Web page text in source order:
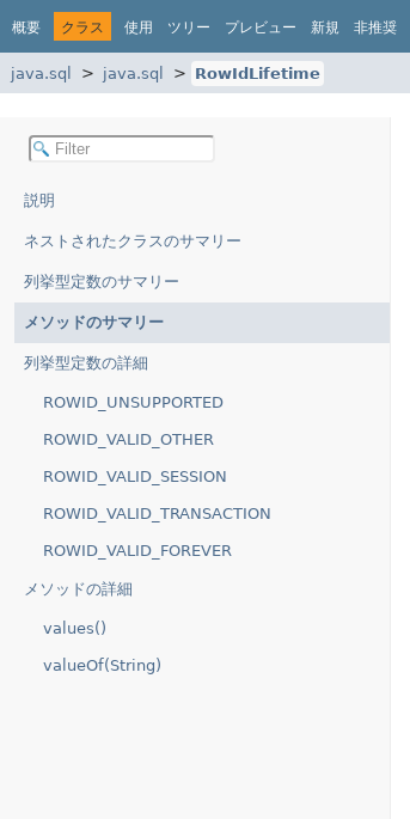
概要 クラス 使用 ツリー プレビュー 新規 非推奨
java.sql java.sql
RowIdLifetime
説明
ネストされたクラスのサマリー
列挙型定数のサマリー
メソッドのサマリー
列挙型定数の詳細
ROWID_UNSUPPORTED
ROWID_VALID_OTHER
ROWID_VALID_SESSION
ROWID_VALID_TRANSACTION
ROWID_VALID_FOREVER
メソッドの詳細
values()
valueOf(String)